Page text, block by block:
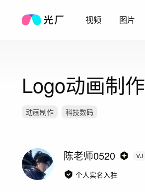
视频 图片
Logo动画制作
动画制作 科技数码
陈老师0520 VJ
个人实名入驻